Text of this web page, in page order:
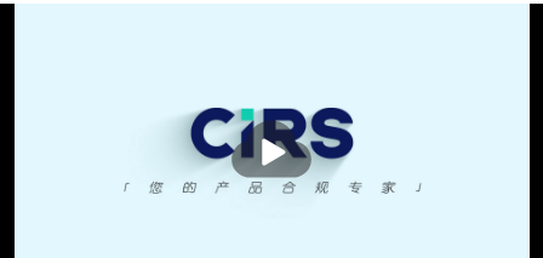
播
放